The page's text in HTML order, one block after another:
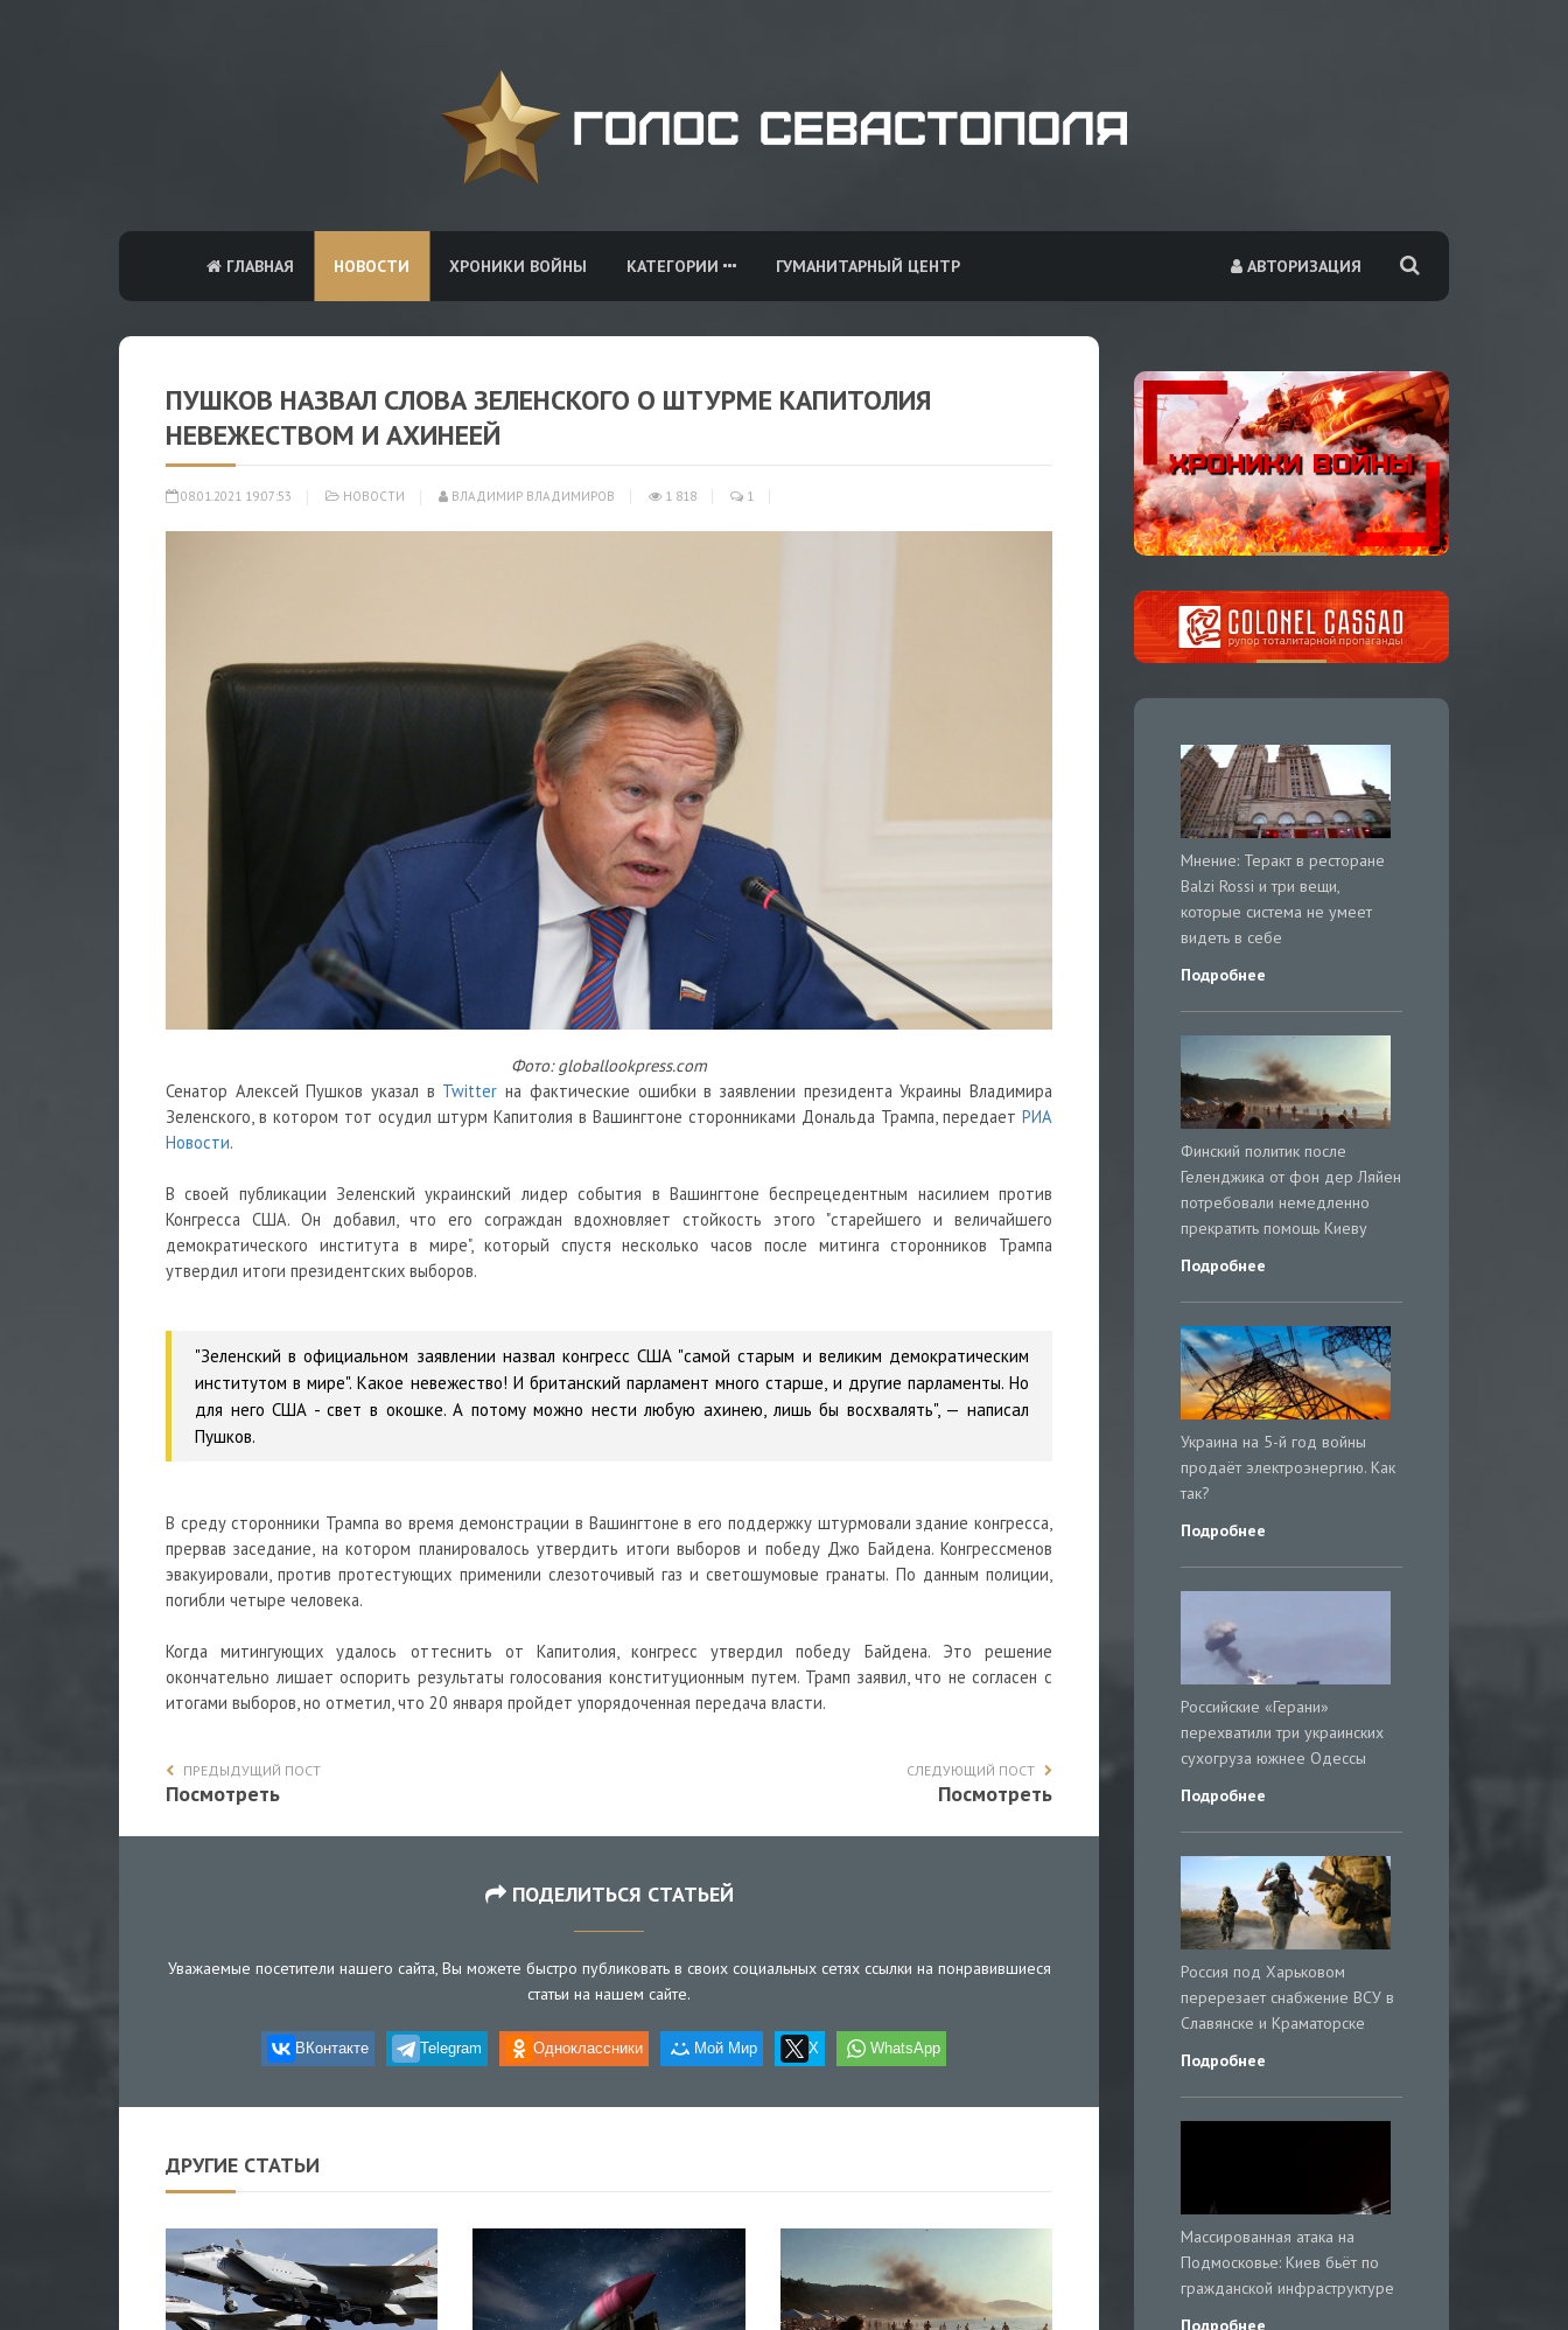
АВТОРИЗАЦИЯ
ГЛАВНАЯ НОВОСТИ ХРОНИКИ ВОЙНЫ КАТЕГОРИИ ГУМАНИТАРНЫЙ ЦЕНТР
ПУШКОВ НАЗВАЛ СЛОВА ЗЕЛЕНСКОГО О ШТУРМЕ КАПИТОЛИЯ
НЕВЕЖЕСТВОМ И АХИНЕЕЙ
08.01.2021 19:07:53 НОВОСТИ ВЛАДИМИР ВЛАДИМИРОВ 1 818 1
Фото: globallookpress.com
Сенатор Алексей Пушков указал в Twitter на фактические ошибки в заявлении президента Украины Владимира
Зеленского, в котором тот осудил штурм Капитолия в Вашингтоне сторонниками Дональда Трампа, передает РИА
Новости.
В своей публикации Зеленский украинский лидер события в Вашингтоне беспрецедентным насилием против
Конгресса США. Он добавил, что его сограждан вдохновляет стойкость этого "старейшего и величайшего
демократического института в мире", который спустя несколько часов после митинга сторонников Трампа
утвердил итоги президентских выборов.
"Зеленский в официальном заявлении назвал конгресс США "самой старым и великим демократическим
институтом в мире". Какое невежество! И британский парламент много старше, и другие парламенты. Но
для него США - свет в окошке. А потому можно нести любую ахинею, лишь бы восхвалять", — написал
Пушков.
В среду сторонники Трампа во время демонстрации в Вашингтоне в его поддержку штурмовали здание конгресса,
прервав заседание, на котором планировалось утвердить итоги выборов и победу Джо Байдена. Конгрессменов
эвакуировали, против протестующих применили слезоточивый газ и светошумовые гранаты. По данным полиции,
погибли четыре человека.
Когда митингующих удалось оттеснить от Капитолия, конгресс утвердил победу Байдена. Это решение
окончательно лишает оспорить результаты голосования конституционным путем. Трамп заявил, что не согласен с
итогами выборов, но отметил, что 20 января пройдет упорядоченная передача власти.
ПРЕДЫДУЩИЙ ПОСТ
Посмотреть
СЛЕДУЮЩИЙ ПОСТ
Посмотреть
ПОДЕЛИТЬСЯ СТАТЬЕЙ
Уважаемые посетители нашего сайта, Вы можете быстро публиковать в своих социальных сетях ссылки на понравившиеся
статьи на нашем сайте.
ВКонтакте Telegram Одноклассники Мой Мир X WhatsApp
ДРУГИЕ СТАТЬИ
Мнение: Теракт в ресторане
Balzi Rossi и три вещи,
которые система не умеет
видеть в себе
Подробнее
Финский политик после
Геленджика от фон дер Ляйен
потребовали немедленно
прекратить помощь Киеву
Подробнее
Украина на 5-й год войны
продаёт электроэнергию. Как
так?
Подробнее
Российские «Герани»
перехватили три украинских
сухогруза южнее Одессы
Подробнее
Россия под Харьковом
перерезает снабжение ВСУ в
Славянске и Краматорске
Подробнее
Массированная атака на
Подмосковье: Киев бьёт по
гражданской инфраструктуре
Подробнее